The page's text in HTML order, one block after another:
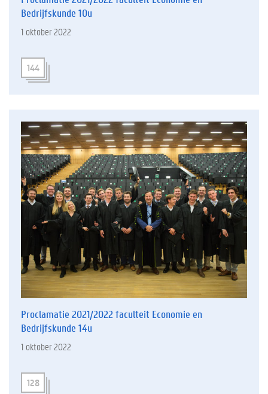
Bedrijfskunde 10u
1 oktober 2022
144
Proclamatie 2021/2022 faculteit Economie en
Bedrijfskunde 14u
1 oktober 2022
128